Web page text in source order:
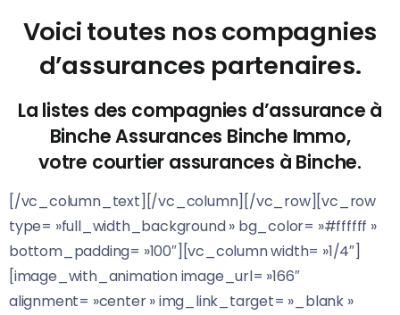
Voici toutes nos compagnies
d’assurances partenaires.
La listes des compagnies d’assurance à
Binche Assurances Binche Immo,
votre courtier assurances à Binche.
[/vc_column_text][/vc_column][/vc_row][vc_row
type= »full_width_background » bg_color= »#ffffff »
bottom_padding= »100″][vc_column width= »1/4″]
[image_with_animation image_url= »166″
alignment= »center » img_link_target= »_blank »